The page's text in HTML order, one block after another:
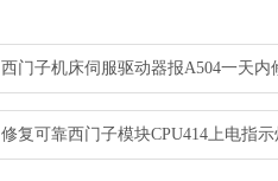
西门子机床伺服驱动器报A504一天内
修复可靠西门子模块CPU414上电指